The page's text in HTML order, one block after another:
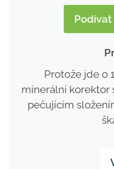
Protože jde o
minerální korektor
pečujícím